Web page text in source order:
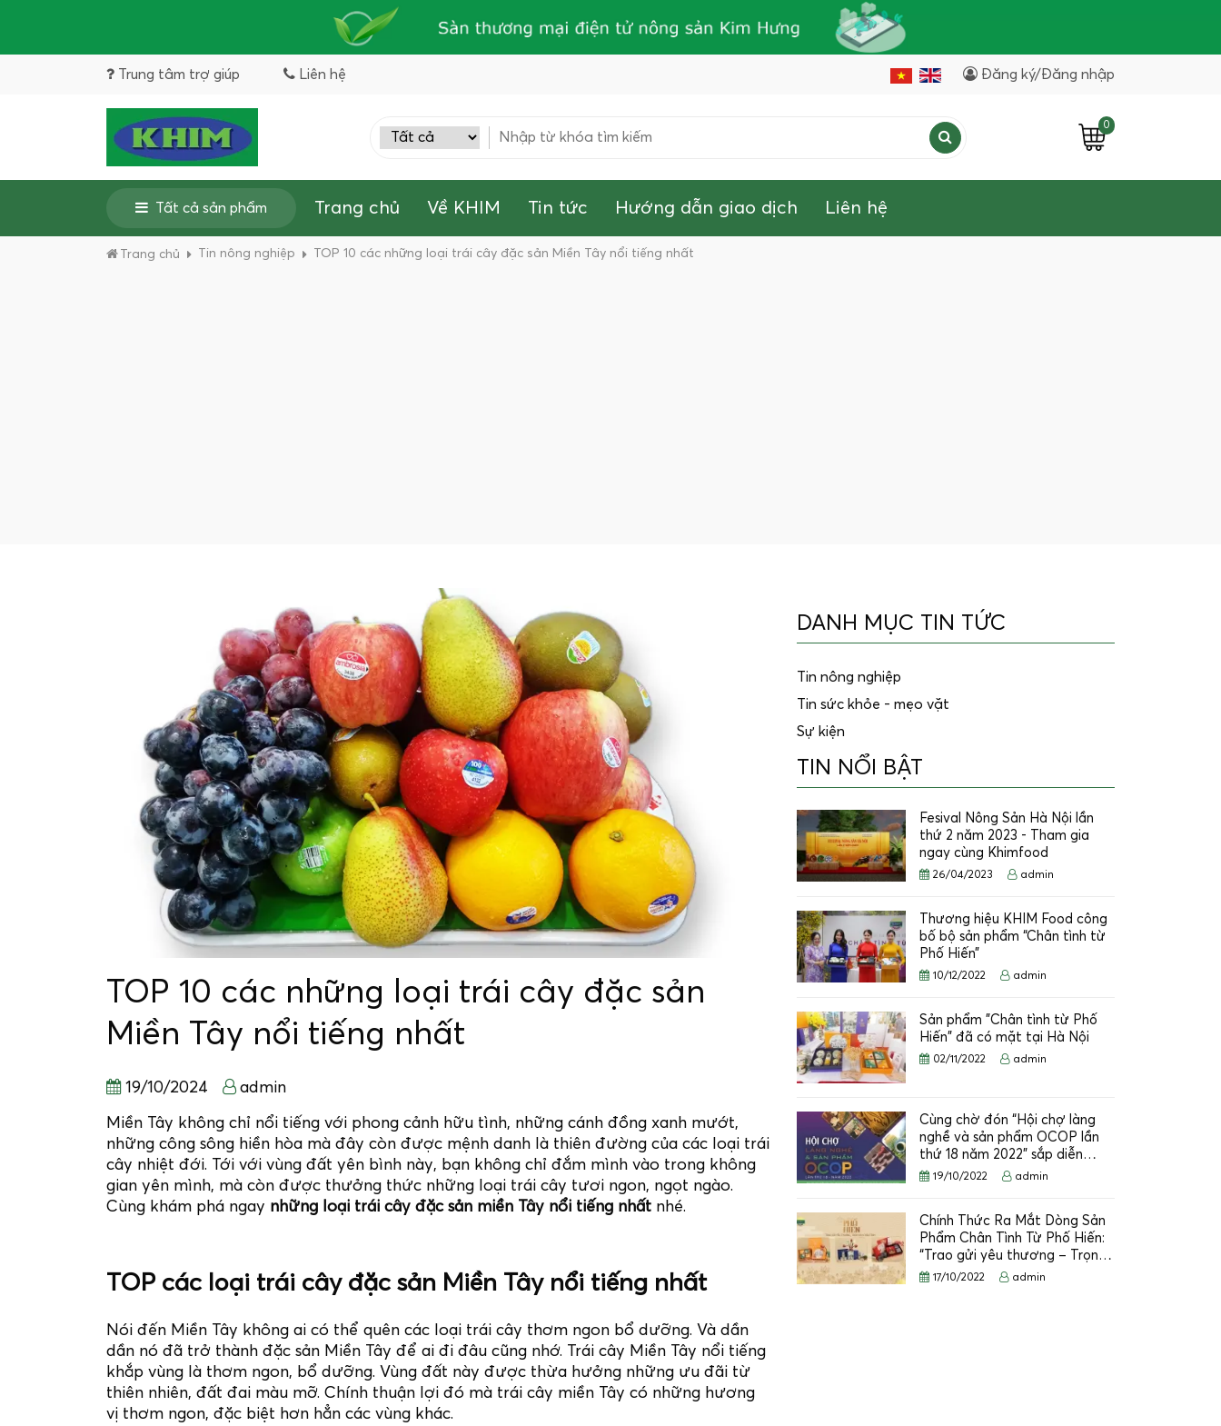
Trung tâm trợ giúp Liên hệ Đăng ký/Đăng nhập
0
Tất cả sản phẩm Trang chủ Về KHIM Tin tức Hướng dẫn giao dịch Liên hệ
Trang chủ Tin nông nghiệp TOP 10 các những loại trái cây đặc sản Miền Tây nổi tiếng nhất
TOP 10 các những loại trái cây đặc sản
Miền Tây nổi tiếng nhất
19/10/2024 admin
Miền Tây không chỉ nổi tiếng với phong cảnh hữu tình, những cánh đồng xanh mướt,
những công sông hiền hòa mà đây còn được mệnh danh là thiên đường của các loại trái
cây nhiệt đới. Tới với vùng đất yên bình này, bạn không chỉ đắm mình vào trong không
gian yên mình, mà còn được thưởng thức những loại trái cây tươi ngon, ngọt ngào.
Cùng khám phá ngay những loại trái cây đặc sản miền Tây nổi tiếng nhất nhé.
TOP các loại trái cây đặc sản Miền Tây nổi tiếng nhất
Nói đến Miền Tây không ai có thể quên các loại trái cây thơm ngon bổ dưỡng. Và dần
dần nó đã trở thành đặc sản Miền Tây để ai đi đâu cũng nhớ. Trái cây Miền Tây nổi tiếng
khắp vùng là thơm ngon, bổ dưỡng. Vùng đất này được thừa hưởng những ưu đãi từ
thiên nhiên, đất đai màu mỡ. Chính thuận lợi đó mà trái cây miền Tây có những hương
vị thơm ngon, đặc biệt hơn hẳn các vùng khác.
DANH MỤC TIN TỨC
Tin nông nghiệp
Tin sức khỏe - mẹo vặt
Sự kiện
TIN NỔI BẬT
Fesival Nông Sản Hà Nội lần
thứ 2 năm 2023 - Tham gia
ngay cùng Khimfood
26/04/2023 admin
Thương hiệu KHIM Food công
bố bộ sản phẩm “Chân tình từ
Phố Hiến”
10/12/2022 admin
Sản phẩm "Chân tình từ Phố
Hiến" đã có mặt tại Hà Nội
02/11/2022 admin
Cùng chờ đón “Hội chợ làng
nghề và sản phẩm OCOP lần
thứ 18 năm 2022” sắp diễn…
19/10/2022 admin
Chính Thức Ra Mắt Dòng Sản
Phẩm Chân Tình Từ Phố Hiến:
“Trao gửi yêu thương – Trọn…
17/10/2022 admin